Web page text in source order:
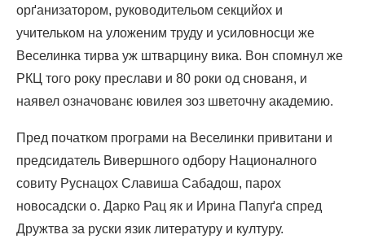
орґанизатором, руководительом секцийох и
учительком на уложеним труду и усиловносци же
Веселинка тирва уж штварцину вика. Вон спомнул же
РКЦ того року преслави и 80 роки од снованя, и
наявел означованє ювилея зоз шветочну академию.
Пред початком програми на Веселинки привитани и
предсидатель Вивершного одбору Националного
совиту Руснацох Славиша Сабадош, парох
новосадски о. Дарко Рац як и Ирина Папуґа спред
Дружтва за руски язик литературу и културу.